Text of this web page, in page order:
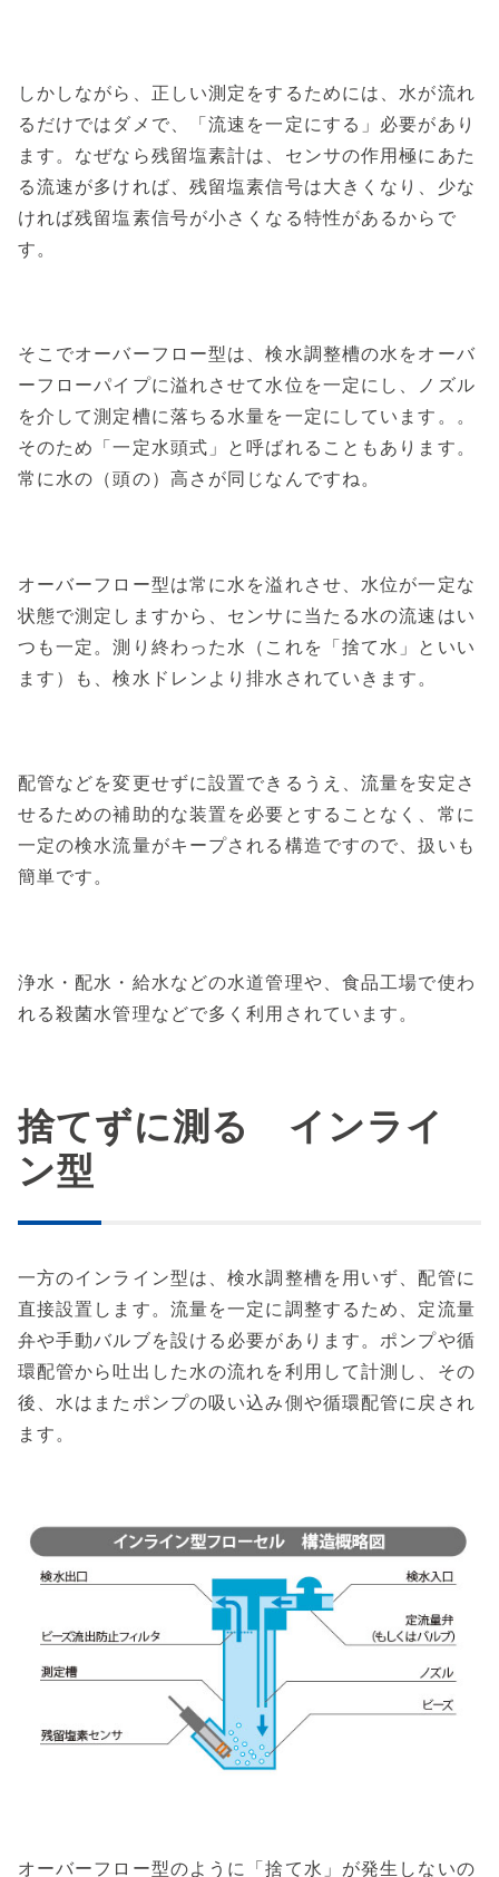
しかしながら、正しい測定をするためには、水が流れ
るだけではダメで、「流速を一定にする」必要があり
ます。なぜなら残留塩素計は、センサの作用極にあた
る流速が多ければ、残留塩素信号は大きくなり、少な
ければ残留塩素信号が小さくなる特性があるからで
す。
そこでオーバーフロー型は、検水調整槽の水をオーバ
ーフローパイプに溢れさせて水位を一定にし、ノズル
を介して測定槽に落ちる水量を一定にしています。。
そのため「一定水頭式」と呼ばれることもあります。
常に水の（頭の）高さが同じなんですね。
オーバーフロー型は常に水を溢れさせ、水位が一定な
状態で測定しますから、センサに当たる水の流速はい
つも一定。測り終わった水（これを「捨て水」といい
ます）も、検水ドレンより排水されていきます。
配管などを変更せずに設置できるうえ、流量を安定さ
せるための補助的な装置を必要とすることなく、常に
一定の検水流量がキープされる構造ですので、扱いも
簡単です。
浄水・配水・給水などの水道管理や、食品工場で使わ
れる殺菌水管理などで多く利用されています。
捨てずに測る インライ
ン型
一方のインライン型は、検水調整槽を用いず、配管に
直接設置します。流量を一定に調整するため、定流量
弁や手動バルブを設ける必要があります。ポンプや循
環配管から吐出した水の流れを利用して計測し、その
後、水はまたポンプの吸い込み側や循環配管に戻され
ます。
オーバーフロー型のように「捨て水」が発生しないの